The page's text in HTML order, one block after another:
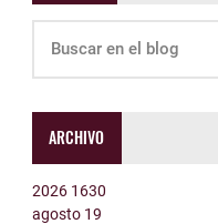
ARCHIVO
2026 1630
agosto 19